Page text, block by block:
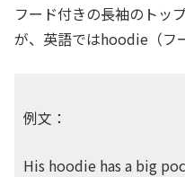
フード付きの長袖のトッ
が、英語ではhoodie（フ
例文：
His hoodie has a big